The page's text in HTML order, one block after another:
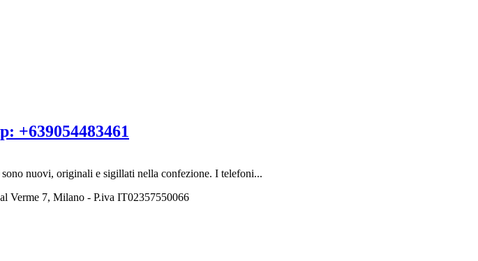
+639054483461
nuovi, originali e sigillati nella confezione. I telefoni...
Verme 7, Milano - P.iva IT02357550066